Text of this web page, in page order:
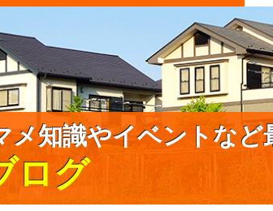
メ知識やイベントな
ログ